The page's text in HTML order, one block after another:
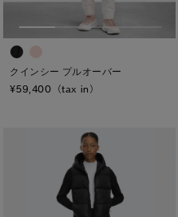
クインシー プルオーバー
¥59,400（tax in）